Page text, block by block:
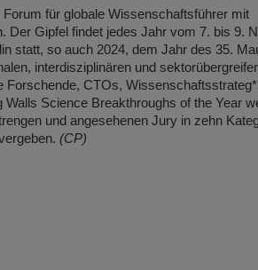
für globale Wissenschaftsführer mit
Gipfel findet jedes Jahr vom 7. bis 9.
statt, so auch 2024, dem Jahr des 35.
interdisziplinären und
Forschende, CTOs,
Science Breakthroughs of the Year
und angesehenen Jury in zehn
(CP)